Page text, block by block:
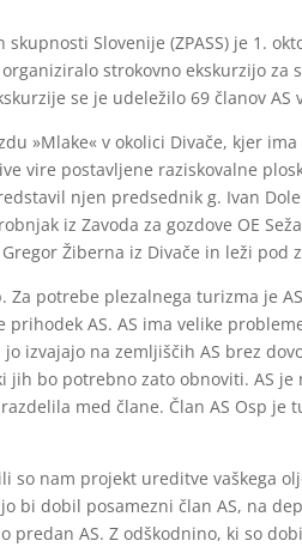
Slovenije (ZPASS) je 1.
strokovno ekskurzijo za
se je udeležilo 69 članov AS
»Mlake« v okolici Divače, kjer
vire postavljene raziskovalne
njen predsednik g. Ivan
iz Zavoda za gozdove OE
Žiberna iz Divače in leži pod
Za potrebe plezalnega turizma je
AS. AS ima velike
izvajajo na zemljiščih AS brez
jih bo potrebno zato obnoviti. AS
med člane. Član AS Osp je
so nam projekt ureditve vaškega
bi dobil posamezni član AS, na
predan AS. Z odškodnino, ki so